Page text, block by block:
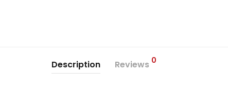
Description Reviews 0